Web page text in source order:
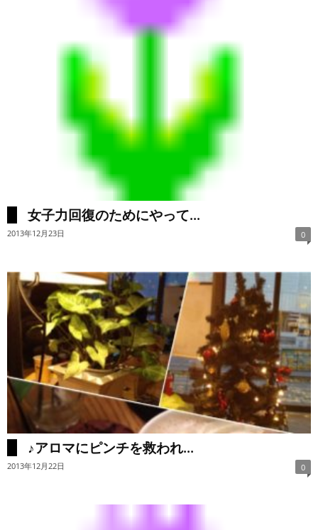
女子力回復のためにやって...
2013年12月23日 0
♪アロマにピンチを救われ...
2013年12月22日 0